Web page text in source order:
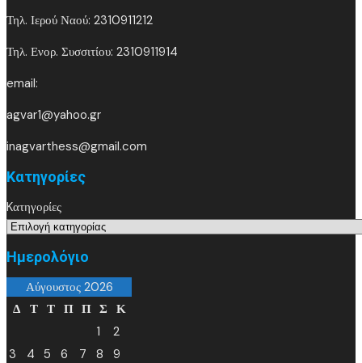
Τηλ. Ιερού Ναού: 2310911212
Τηλ. Ενορ. Συσσιτίου: 2310911914
email:
agvar1@yahoo.gr
inagvarthess@gmail.com
Kατηγορίες
Kατηγορίες
Ημερολόγιο
Αύγουστος 2026
Δ
Τ Τ Π Π Σ Κ
1
2
3
4 5 6 7 8
9